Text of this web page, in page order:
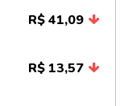
R$ 41,09
R$ 13,57